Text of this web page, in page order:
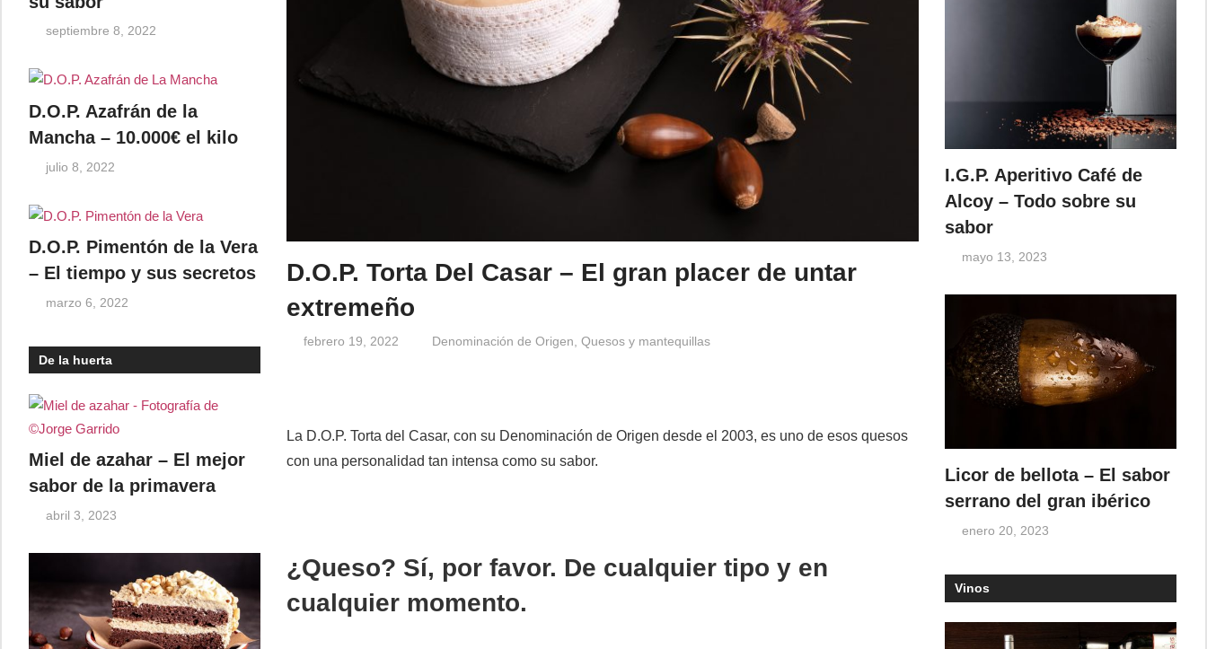
D.O.P. Torta Del Casar – El gran placer de untar
extremeño
febrero 19, 2022 Windrose
Denominación de Origen Quesos y mantequillas
La D.O.P. Torta del Casar, con su Denominación de Origen desde el 2003, es uno de esos quesos
con una personalidad tan intensa como su sabor.
¿Queso? Sí, por favor. De cualquier tipo y en
cualquier momento.
septiembre 8, 2022
D.O.P. Azafrán de la
Mancha – 10.000€ el kilo
julio 8, 2022
D.O.P. Pimentón de la Vera
– El tiempo y sus secretos
marzo 6, 2022
De la huerta
Miel de azahar – El mejor
sabor de la primavera
abril 3, 2023
I.G.P. Aperitivo Café de
Alcoy – Todo sobre su
sabor
mayo 13, 2023
Licor de bellota – El sabor
serrano del gran ibérico
enero 20, 2023
Vinos